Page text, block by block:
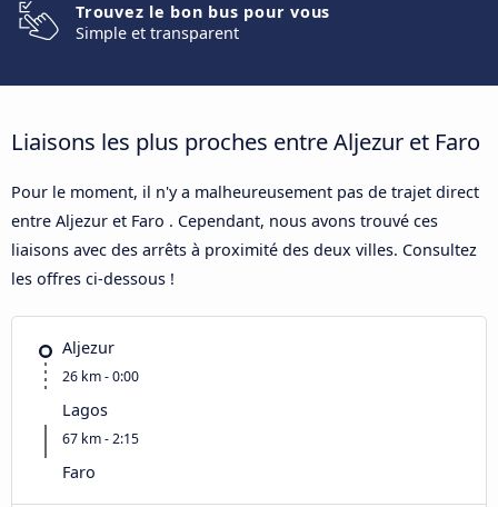
Trouvez le bon bus pour vous
Simple et transparent
Liaisons les plus proches entre Aljezur et Faro
Pour le moment, il n'y a malheureusement pas de trajet direct
entre Aljezur et Faro . Cependant, nous avons trouvé ces
liaisons avec des arrêts à proximité des deux villes. Consultez
les offres ci-dessous !
Aljezur
26 km - 0:00
Lagos
67 km - 2:15
Faro